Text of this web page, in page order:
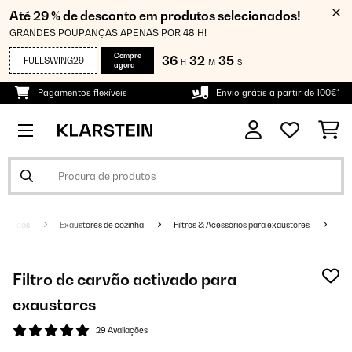
Até 29 % de desconto em produtos selecionados!
GRANDES POUPANÇAS APENAS POR 48 H!
FULLSWING29
Compre
agora
36 H 32 M 35 S
Pagamentos flexíveis Envio grátis a partir de 100€*
Exaustores de cozinha Filtros & Acessórios para exaustores
Filtro de carvão activado para
exaustores
29 Avaliações